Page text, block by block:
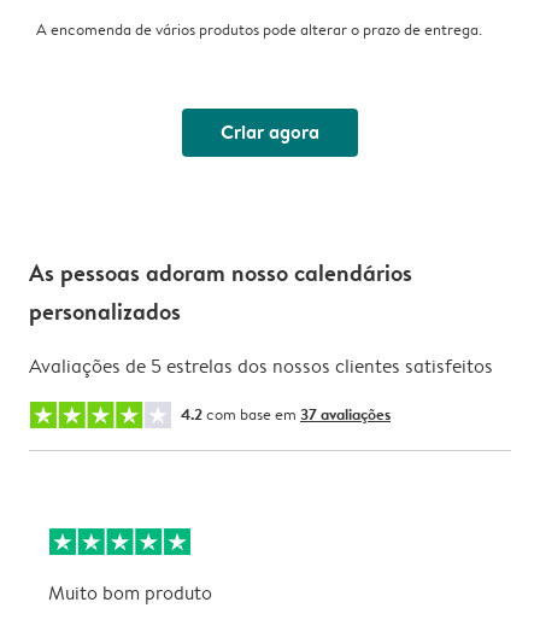
A encomenda de vários produtos pode alterar o prazo de entrega.
Criar agora
As pessoas adoram nosso calendários
personalizados
Avaliações de 5 estrelas dos nossos clientes satisfeitos
4.2com base em 37 avaliações
Muito bom produto